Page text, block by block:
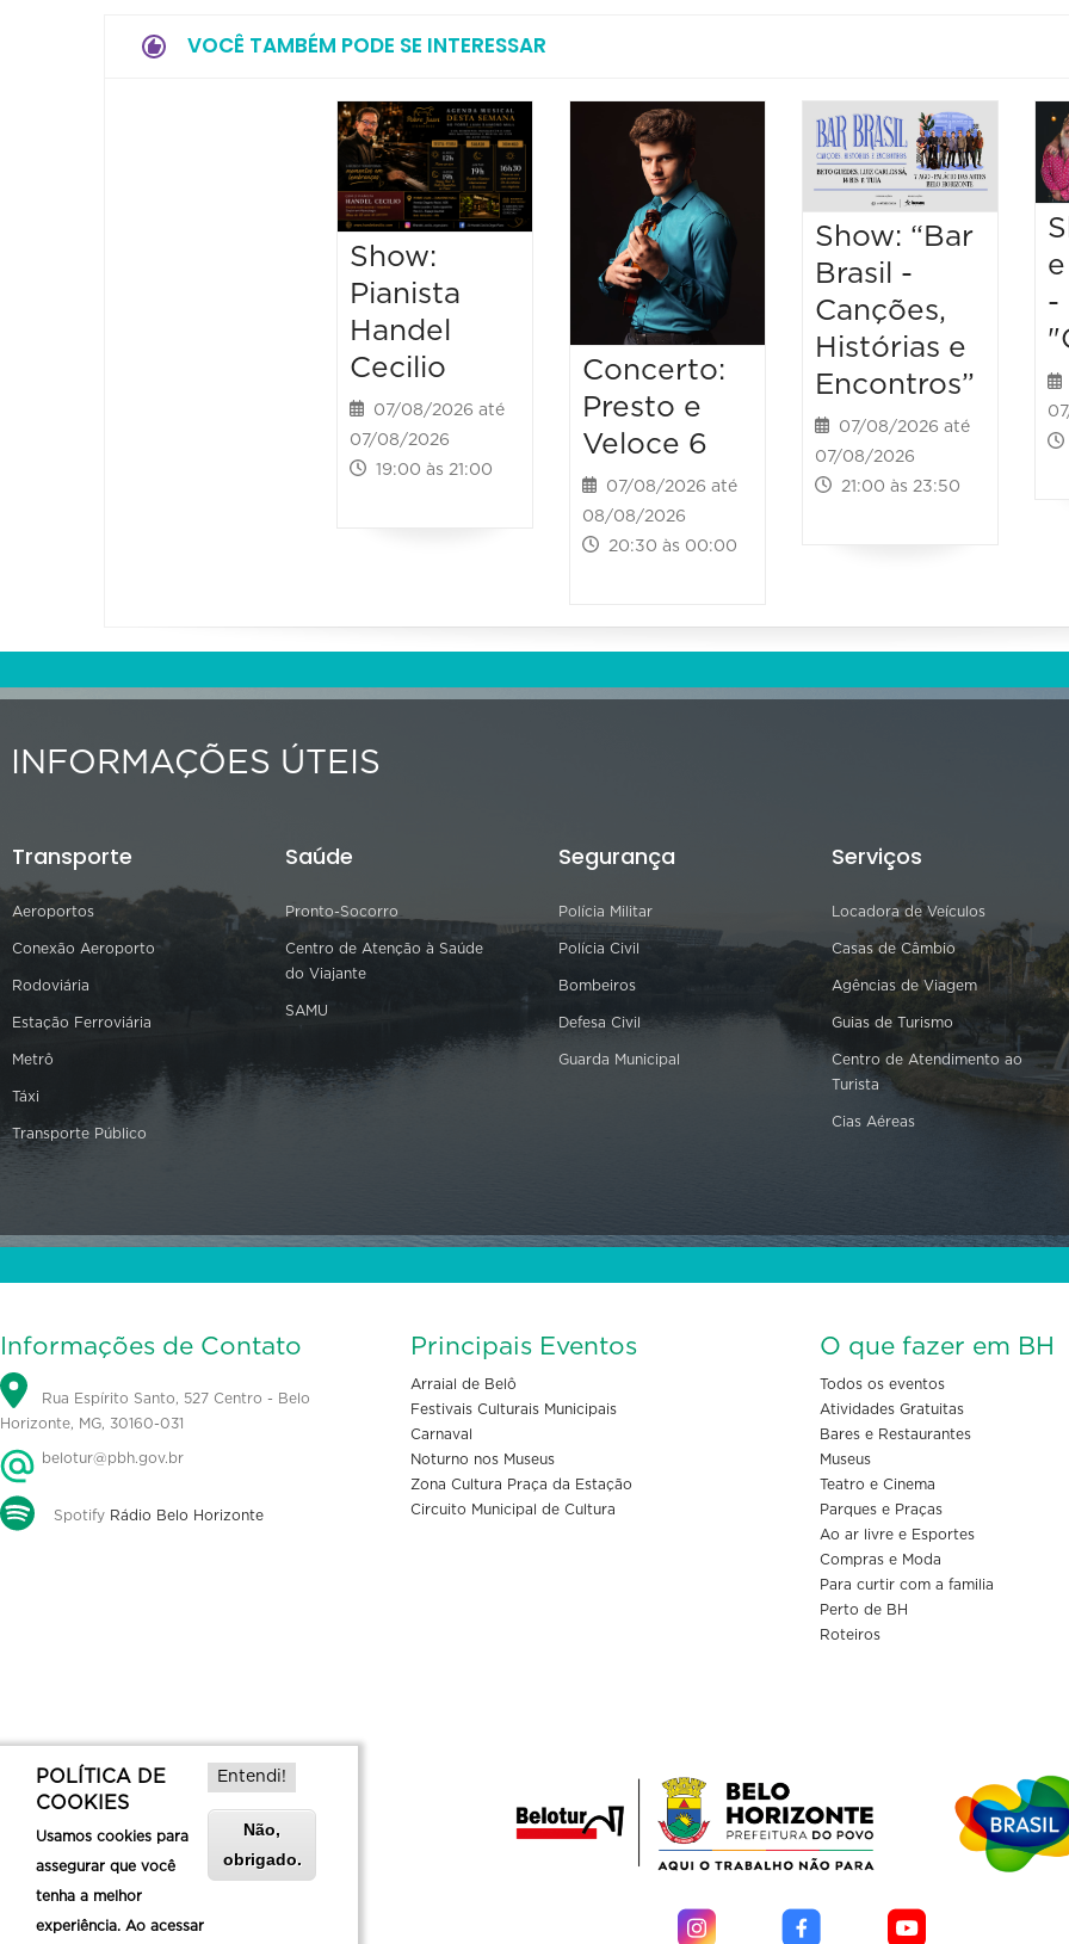
VOCÊ TAMBÉM PODE SE INTERESSAR
Show:
Pianista
Handel
Cecilio
07/08/2026 até
07/08/2026
19:00 às 21:00
Concerto:
Presto e
Veloce 6
07/08/2026 até
08/08/2026
20:30 às 00:00
Show: “Bar
Brasil -
Canções,
Histórias e
Encontros”
07/08/2026 até
07/08/2026
21:00 às 23:50
-
INFORMAÇÕES ÚTEIS
Transporte
Aeroportos
Conexão Aeroporto
Rodoviária
Estação Ferroviária
Metrô
Táxi
Transporte Público
Saúde
Pronto-Socorro
Centro de Atenção à Saúde
do Viajante
SAMU
Segurança
Polícia Militar
Polícia Civil
Bombeiros
Defesa Civil
Guarda Municipal
Serviços
Locadora de Veículos
Casas de Câmbio
Agências de Viagem
Guias de Turismo
Centro de Atendimento ao
Turista
Cias Aéreas
Informações de Contato
Rua Espírito Santo, 527 Centro - Belo
Horizonte, MG, 30160-031
belotur@pbh.gov.br
Spotify Rádio Belo Horizonte
Principais Eventos
Arraial de Belô
Festivais Culturais Municipais
Carnaval
Noturno nos Museus
Zona Cultura Praça da Estação
Circuito Municipal de Cultura
O que fazer em BH
Todos os eventos
Atividades Gratuitas
Bares e Restaurantes
Museus
Teatro e Cinema
Parques e Praças
Ao ar livre e Esportes
Compras e Moda
Para curtir com a familia
Perto de BH
Roteiros
POLÍTICA DE
COOKIES
Usamos cookies para
assegurar que você
tenha a melhor
experiência. Ao acessar
Entendi!
Não,
obrigado.